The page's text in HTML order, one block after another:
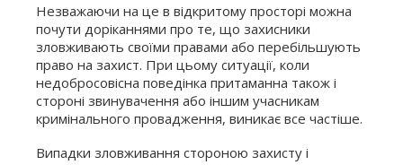
Незважаючи на це в відкритому просторі можна
почути доріканнями про те, що захисники
зловживають своїми правами або перебільшують
право на захист. При цьому ситуації, коли
недобросовісна поведінка притаманна також і
стороні звинувачення або іншим учасникам
кримінального провадження, виникає все частіше.
Випадки зловживання стороною захисту і